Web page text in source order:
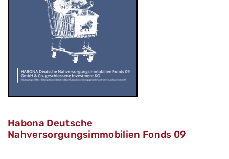
Habona Deutsche
Nahversorgungsimmobilien Fonds 09